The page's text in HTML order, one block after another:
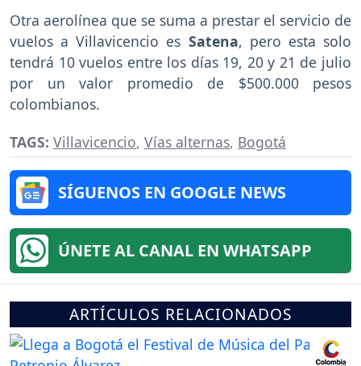
Otra aerolínea que se suma a prestar el servicio de
vuelos a Villavicencio es Satena, pero esta solo
tendrá 10 vuelos entre los días 19, 20 y 21 de julio
por un valor promedio de $500.000 pesos
colombianos.
TAGS: Villavicencio, Vías alternas, Bogotá
SÍGUENOS EN GOOGLE NEWS
ÚNETE AL CANAL EN WHATSAPP
ARTÍCULOS RELACIONADOS